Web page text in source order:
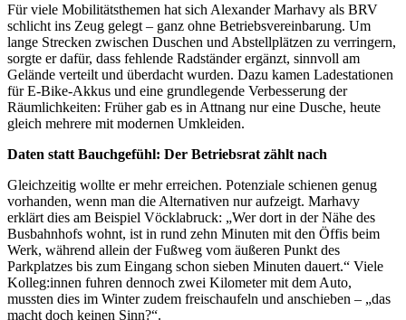
Für viele Mobilitätsthemen hat sich Alexander Marhavy als BRV
schlicht ins Zeug gelegt – ganz ohne Betriebsvereinbarung. Um
lange Strecken zwischen Duschen und Abstellplätzen zu verringern,
sorgte er dafür, dass fehlende Radständer ergänzt, sinnvoll am
Gelände verteilt und überdacht wurden. Dazu kamen Ladestationen
für E-Bike-Akkus und eine grundlegende Verbesserung der
Räumlichkeiten: Früher gab es in Attnang nur eine Dusche, heute
gleich mehrere mit modernen Umkleiden.
Daten statt Bauchgefühl: Der Betriebsrat zählt nach
Gleichzeitig wollte er mehr erreichen. Potenziale schienen genug
vorhanden, wenn man die Alternativen nur aufzeigt. Marhavy
erklärt dies am Beispiel Vöcklabruck: „Wer dort in der Nähe des
Busbahnhofs wohnt, ist in rund zehn Minuten mit den Öffis beim
Werk, während allein der Fußweg vom äußeren Punkt des
Parkplatzes bis zum Eingang schon sieben Minuten dauert.“ Viele
Kolleg:innen fuhren dennoch zwei Kilometer mit dem Auto,
mussten dies im Winter zudem freischaufeln und anschieben – „das
macht doch keinen Sinn?“.